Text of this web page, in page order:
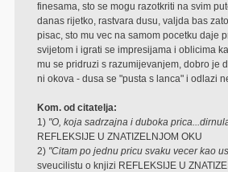
finesama, sto se mogu razotkriti na svim
danas rijetko, rastvara dusu, valjda bas
pisac, sto mu vec na samom pocetku daje
svijetom i igrati se impresijama i oblicima
mu se pridruzi s razumijevanjem, dobro je
ni okova - dusa se "pusta s lanca" i odlazi
Kom. od citatelja:
1) "O, koja sadrzajna i duboka
REFLEKSIJE U ZNATIZELNJOM OKU
2) "Citam po jednu pricu svaku vecer kao
sveucilistu o knjizi REFLEKSIJE U